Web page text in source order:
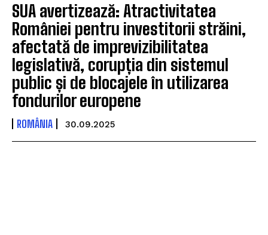
SUA avertizează: Atractivitatea
României pentru investitorii străini,
afectată de imprevizibilitatea
legislativă, corupția din sistemul
public și de blocajele în utilizarea
fondurilor europene
ROMÂNIA 30.09.2025